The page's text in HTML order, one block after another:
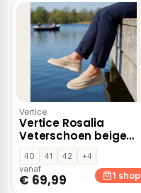
Vertice
Vertice Rosalia
Veterschoen beige
Suede
40 41 42
+4
vanaf
€ 69,99 1 shop